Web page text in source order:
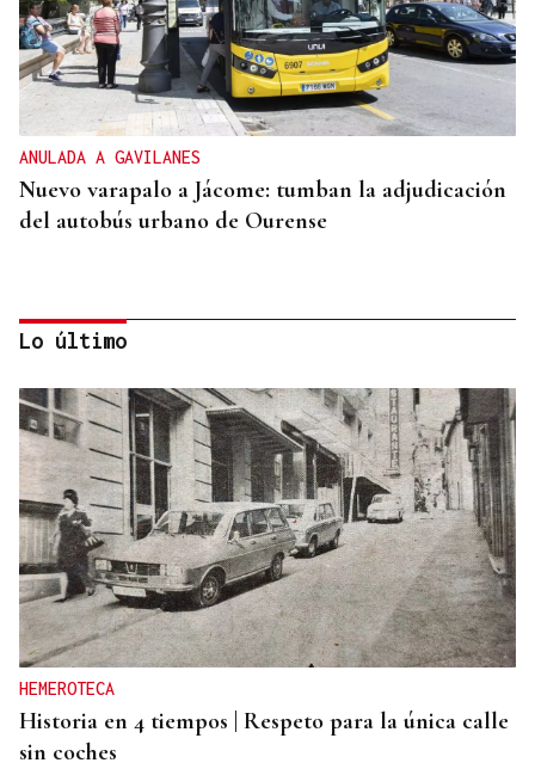
ANULADA A GAVILANES
Nuevo varapalo a Jácome: tumban la adjudicación
del autobús urbano de Ourense
"FELIZ VIAJE AL MONSTRUO"
El Sol, la sangre y el Titanic: Así vivió La Región
el eclipse de 1912 en Ourense
Lo último
HEMEROTECA
Historia en 4 tiempos | Respeto para la única calle
sin coches